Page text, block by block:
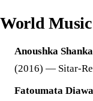
World
Anoushka
(2016) — Sitar-
Fatoumata